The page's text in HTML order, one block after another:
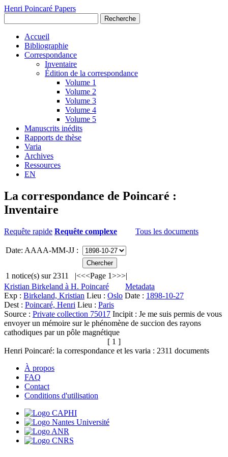
Henri Poincaré Papers
Recherche
Accueil
Bibliographie
Correspondance
Inventaire
Édition de la correspondance
Volume 1
Volume 2
Volume 3
Volume 4
Volume 5
Manuscrits inédits
Rapports de thèse
Varia
Archives
Ressources
EN
La correspondance de Poincaré :
Inventaire
Requête rapide Requête complexe Tous les documents
Date: AAAA-MM-JJ :
1 notice(s) sur 2311 |<<<Page 1>>>|
Kristian Birkeland à H. Poincaré
Metadata
Exp : Birkeland, Kristian Lieu : Oslo Date : 1898-10-27
Dest : Poincaré, Henri Lieu : Paris
Source : Private collection 75017 Incipit : Je me suis permis de vous
envoyer un mémoire sur le phénomène de succion des rayons
cathodiques par un pôle magnétique
[ 1 ]
Henri Poincaré: la correspondance et les varia : 2311 documents
À propos
FAQ
Contact
Conditions d'utilisation